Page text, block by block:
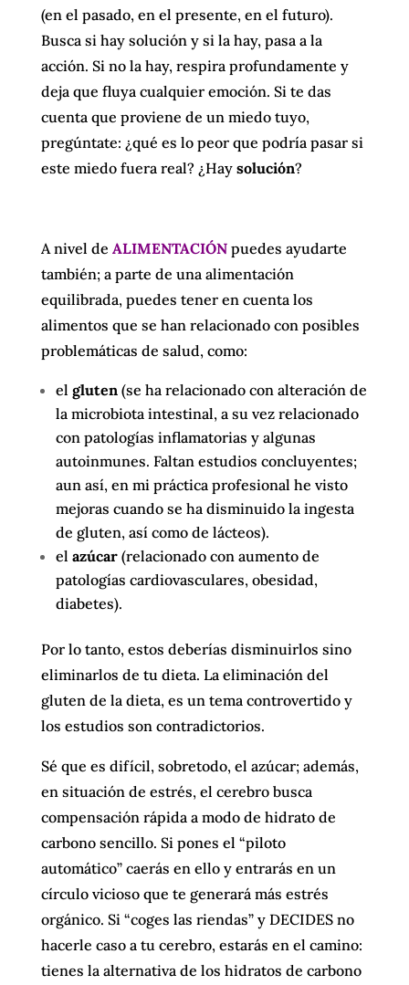
(en el pasado, en el presente, en el futuro).
Busca si hay solución y si la hay, pasa a la
acción. Si no la hay, respira profundamente y
deja que fluya cualquier emoción. Si te das
cuenta que proviene de un miedo tuyo,
pregúntate: ¿qué es lo peor que podría pasar si
este miedo fuera real? ¿Hay solución?
A nivel de ALIMENTACIÓN puedes ayudarte
también; a parte de una alimentación
equilibrada, puedes tener en cuenta los
alimentos que se han relacionado con posibles
problemáticas de salud, como:
el gluten(se ha relacionado con alteración de
la microbiota intestinal, a su vez relacionado
con patologías inflamatorias y algunas
autoinmunes. Faltan estudios concluyentes;
aun así, en mi práctica profesional he visto
mejoras cuando se ha disminuido la ingesta
de gluten, así como de lácteos).
el azúcar(relacionado con aumento de
patologías cardiovasculares, obesidad,
diabetes).
Por lo tanto, estos deberías disminuirlos sino
eliminarlos de tu dieta. La eliminación del
gluten de la dieta, es un tema controvertido y
los estudios son contradictorios.
Sé que es difícil, sobretodo, el azúcar; además,
en situación de estrés, el cerebro busca
compensación rápida a modo de hidrato de
carbono sencillo. Si pones el “piloto
automático” caerás en ello y entrarás en un
círculo vicioso que te generará más estrés
orgánico. Si “coges las riendas” y DECIDES no
hacerle caso a tu cerebro, estarás en el camino:
tienes la alternativa de los hidratos de carbono